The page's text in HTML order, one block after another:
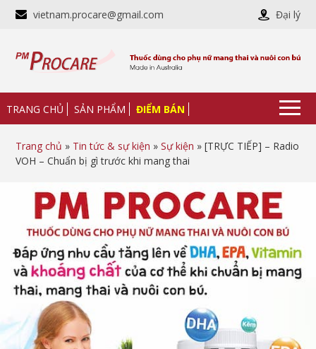
vietnam.procare@gmail.com Đại lý
TRANG CHỦ SẢN PHẨM ĐIỂM BÁN
Trang chủ » Tin tức & sự kiện »Sự kiện » [TRỰC TIẾP] – Radio
VOH – Chuẩn bị gì trước khi mang thai